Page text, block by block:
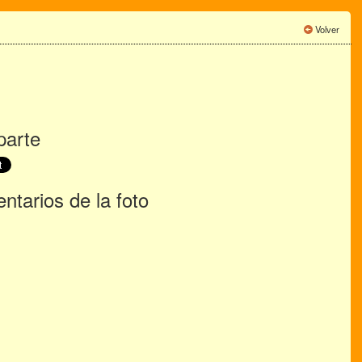
Volver
de la foto